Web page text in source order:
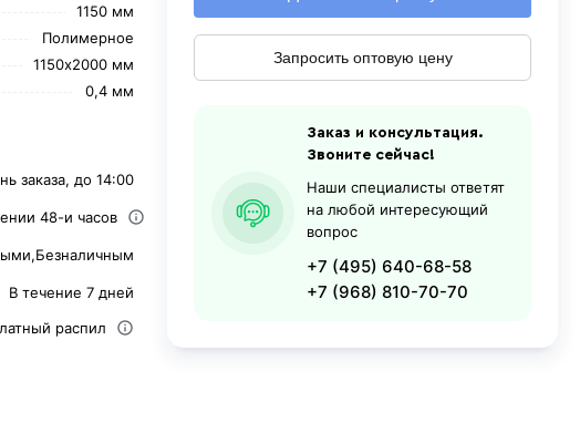
1150 мм
Полимерное
1150х2000 мм
0,4 мм
заказа, до 14:00
48-и часов
Безналичным
В течение 7 дней
распил
Запросить оптовую цену
Заказ и консультация.
Звоните сейчас!
Наши специалисты ответят
на любой интересующий
вопрос
+7 (495) 640-68-58
+7 (968) 810-70-70